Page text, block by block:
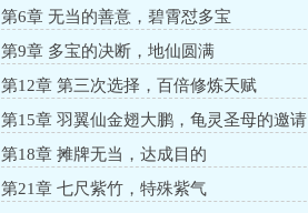
第6章 无当的善意，碧霄怼多宝
第9章 多宝的决断，地仙圆满
第12章 第三次选择，百倍修炼天赋
第15章 羽翼仙金翅大鹏，龟灵圣母的邀请
第18章 摊牌无当，达成目的
第21章 七尺紫竹，特殊紫气